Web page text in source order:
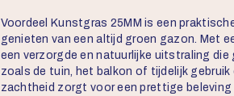
Voordeel Kunstgras 25MM is een
genieten van een altijd groen gazon. Met
een verzorgde en natuurlijke uitstraling
zoals de tuin, het balkon of tijdelijk
zachtheid zorgt voor een prettige